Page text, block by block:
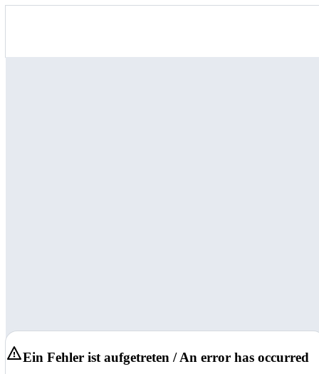
Ein Fehler ist aufgetreten / An error has occurred